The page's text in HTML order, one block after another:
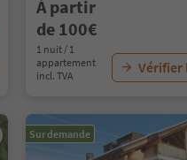
À partir
de 100€
1 nuit / 1
appartement
incl. TVA
Vérifier
Sur demande